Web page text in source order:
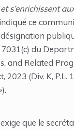
s’enrichissent
ce
du
and Related
(Div. K, P.L.
que le